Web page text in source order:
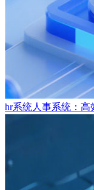
hr系统人事系统：